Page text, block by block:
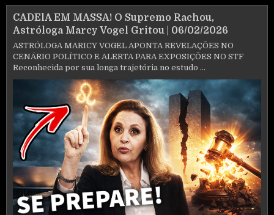
CADElA EM MASSA! O Supremo Rachou,
Astróloga Marcy Vogel Gritou | 06/02/2026
ASTRÓLOGA MARICY VOGEL APONTA REVELAÇÕES NO
CENÁRIO POLÍTICO E ALERTA PARA EXPOSIÇÕES NO STF
Reconhecida por sua longa trajetória no estudo ...